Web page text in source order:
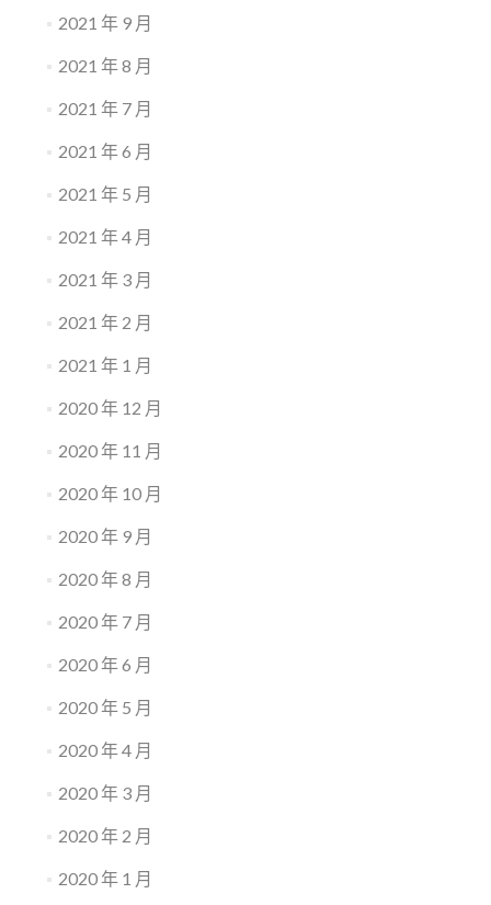
2021 年 9 月
2021 年 8 月
2021 年 7 月
2021 年 6 月
2021 年 5 月
2021 年 4 月
2021 年 3 月
2021 年 2 月
2021 年 1 月
2020 年 12 月
2020 年 11 月
2020 年 10 月
2020 年 9 月
2020 年 8 月
2020 年 7 月
2020 年 6 月
2020 年 5 月
2020 年 4 月
2020 年 3 月
2020 年 2 月
2020 年 1 月